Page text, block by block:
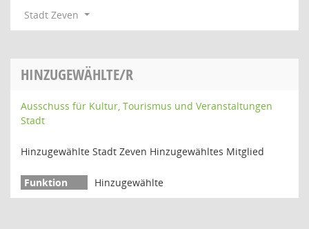
Stadt Zeven
HINZUGEWÄHLTE/R
Ausschuss für Kultur, Tourismus und Veranstaltungen
Stadt
Hinzugewählte Stadt Zeven Hinzugewähltes Mitglied
Hinzugewählte